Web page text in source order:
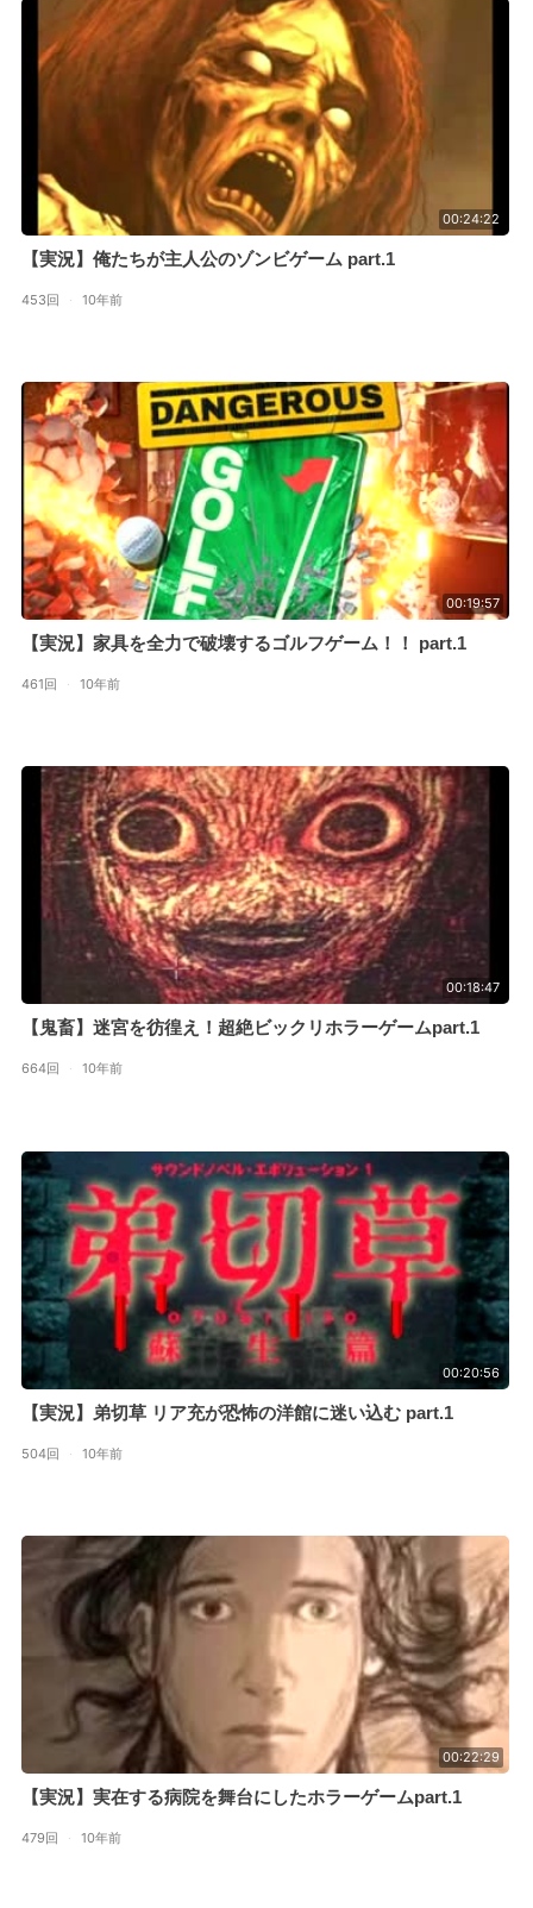
00:24:22
【実況】俺たちが主人公のゾンビゲーム part.1
453回 · 10年前
00:19:57
【実況】家具を全力で破壊するゴルフゲーム！！ part.1
461回 · 10年前
00:18:47
【鬼畜】迷宮を彷徨え！超絶ビックリホラーゲームpart.1
664回 · 10年前
00:20:56
【実況】弟切草 リア充が恐怖の洋館に迷い込む part.1
504回 · 10年前
00:22:29
【実況】実在する病院を舞台にしたホラーゲームpart.1
479回 · 10年前